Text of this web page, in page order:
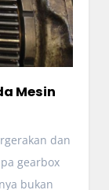
Mesin
dan
gearbox
bukan